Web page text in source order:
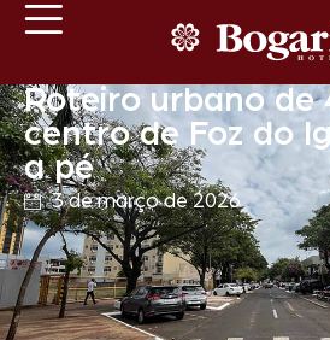
Roteiro urbano de
centro de Foz do
a pé
3 de março de 2026